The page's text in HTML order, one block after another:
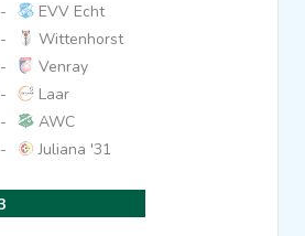
-
EVV Echt
-
Wittenhorst
-
Venray
-
Laar
-
AWC
- Juliana '31